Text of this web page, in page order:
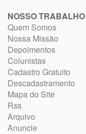
NOSSO TRABALHO
Quem Somos
Nossa Missão
Depoimentos
Colunistas
Cadastro Gratuito
Descadastramento
Mapa do Site
Rss
Arquivo
Anuncie